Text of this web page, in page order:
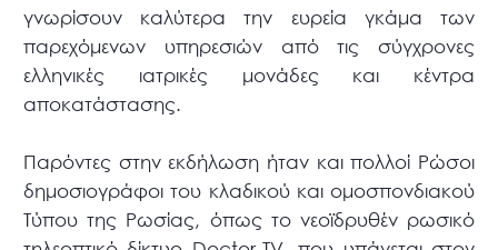
γνωρίσουν καλύτερα την ευρεία γκάμα των
παρεχόμενων υπηρεσιών από τις σύγχρονες
ελληνικές ιατρικές μονάδες και κέντρα
αποκατάστασης.
Παρόντες στην εκδήλωση ήταν και πολλοί Ρώσοι
δημοσιογράφοι του κλαδικού και ομοσπονδιακού
Τύπου της Ρωσίας, όπως το νεοϊδρυθέν ρωσικό